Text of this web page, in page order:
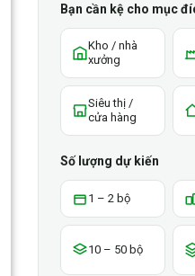
Bạn cần kệ cho mục
Kho / nhà
xưởng
Siêu thị /
cửa hàng
Số lượng dự kiến
1 – 2 bộ
10 – 50 bộ